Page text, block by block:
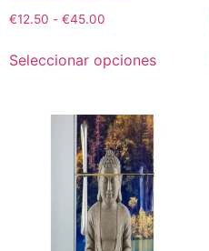
€12.50 - €45.00
Seleccionar opciones